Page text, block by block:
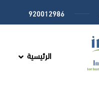
920012986
الرئيسية